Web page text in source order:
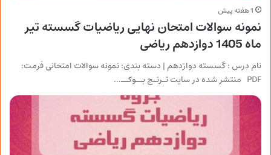
1 هفته پیش
نمونه سوالات امتحان نهایی ریاضیات گسسته تیر
ماه 1405 دوازدهم ریاضی
نام درس : گسسته دوازدهم | دسته بندی: نمونه سوالات امتحانی فرمت:
PDF منتشر شده در سایت تـرنـج بــوکــ…